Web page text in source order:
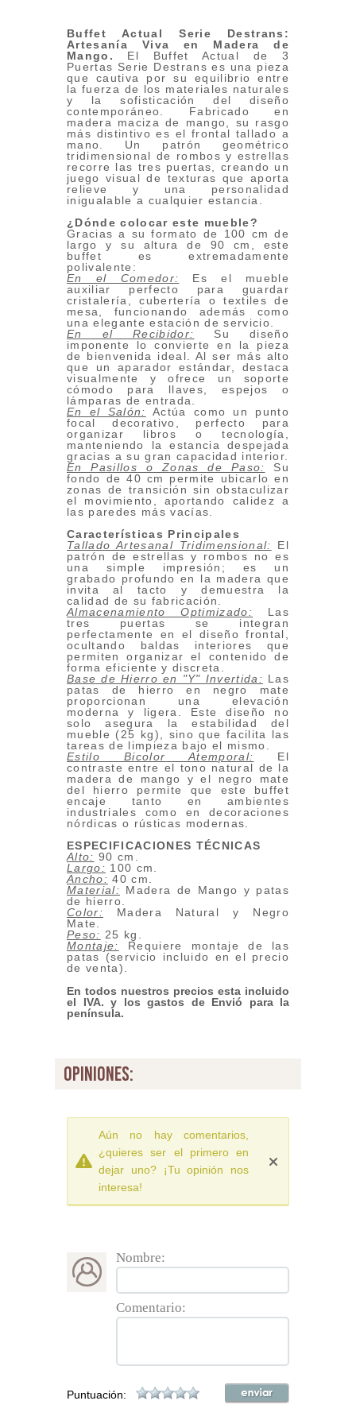
Buffet Actual Serie Destrans:
Artesanía Viva en Madera de
Mango .
El Buffet Actual de 3
Puertas Serie Destrans es una pieza
que cautiva por su equilibrio entre
la fuerza de los materiales naturales
y la sofisticación del diseño
contemporáneo. Fabricado en
madera maciza de mango, su rasgo
más distintivo es el frontal tallado a
mano. Un patrón geométrico
tridimensional de rombos y estrellas
recorre las tres puertas, creando un
juego visual de texturas que aporta
relieve y una personalidad
inigualable a cualquier estancia.
¿Dónde colocar este mueble?
Gracias a su formato de 100 cm de
largo y su altura de 90 cm, este
buffet es extremadamente
polivalente:
En el Comedor: Es el mueble
auxiliar perfecto para guardar
cristalería, cubertería o textiles de
mesa, funcionando además como
una elegante estación de servicio.
En el Recibidor: Su diseño
imponente lo convierte en la pieza
de bienvenida ideal. Al ser más alto
que un aparador estándar, destaca
visualmente y ofrece un soporte
cómodo para llaves, espejos o
lámparas de entrada.
En el Salón:
Actúa como un punto
focal decorativo, perfecto para
organizar libros o tecnología,
manteniendo la estancia despejada
gracias a su gran capacidad interior.
En Pasillos o Zonas de Paso: Su
fondo de 40 cm permite ubicarlo en
zonas de transición sin obstaculizar
el movimiento, aportando calidez a
las paredes más vacías.
Características Principales
Tallado Artesanal Tridimensional:
El
patrón de estrellas y rombos no es
una simple impresión; es un
grabado profundo en la madera que
invita al tacto y demuestra la
calidad de su fabricación.
Almacenamiento Optimizado: Las
tres puertas se integran
perfectamente en el diseño frontal,
ocultando baldas interiores que
permiten organizar el contenido de
forma eficiente y discreta.
Base de Hierro en "Y" Invertida: Las
patas de hierro en negro mate
proporcionan una elevación
moderna y ligera. Este diseño no
solo asegura la estabilidad del
mueble (25 kg), sino que facilita las
tareas de limpieza bajo el mismo.
Estilo Bicolor Atemporal: El
contraste entre el tono natural de la
madera de mango y el negro mate
del hierro permite que este buffet
encaje tanto en ambientes
industriales como en decoraciones
nórdicas o rústicas modernas.
ESPECIFICACIONES TÉCNICAS
Alto: 90 cm.
Largo: 100 cm.
Ancho: 40 cm.
Material: Madera de Mango y patas
de hierro.
Color: Madera Natural y Negro
Mate.
Peso: 25 kg.
Montaje:
Requiere montaje de las
patas (servicio incluido en el precio
de venta).
En todos nuestros precios esta incluido
el IVA. y los gastos de Envió para la
península.
opiniones:
Aún no hay comentarios,
¿quieres ser el primero en
dejar uno? ¡Tu opinión nos
interesa!
Nombre:
Comentario:
Puntuación: